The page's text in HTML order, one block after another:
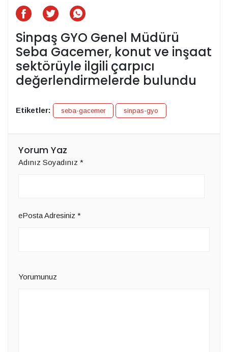
Sinpaş GYO Genel Müdürü
Seba Gacemer, konut ve inşaat
sektörüyle ilgili çarpıcı
değerlendirmelerde bulundu
Etiketler: seba-gacemer sinpas-gyo
Yorum Yaz
Adınız Soyadınız *
ePosta Adresiniz *
Yorumunuz